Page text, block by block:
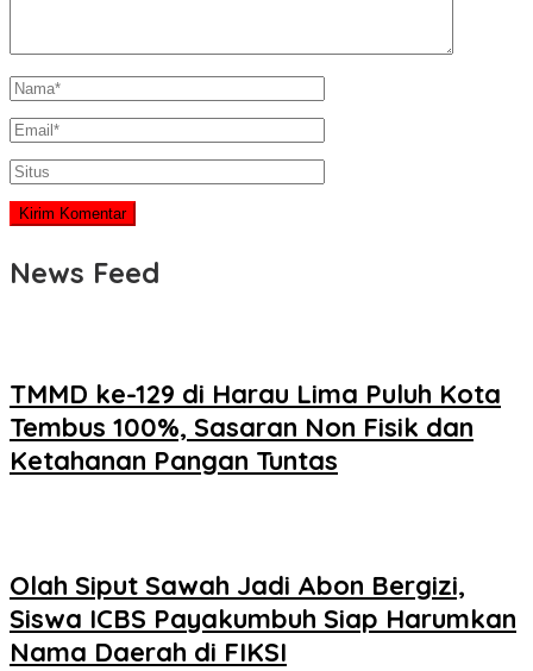
News Feed
TMMD ke-129 di Harau Lima Puluh Kota
Tembus 100%, Sasaran Non Fisik dan
Ketahanan Pangan Tuntas
Olah Siput Sawah Jadi Abon Bergizi,
Siswa ICBS Payakumbuh Siap Harumkan
Nama Daerah di FIKSI